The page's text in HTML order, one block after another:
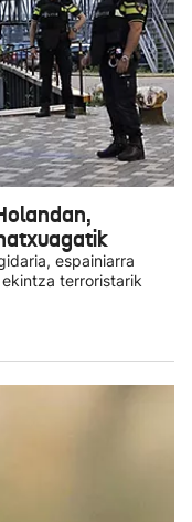
espainiarra
terroristarik